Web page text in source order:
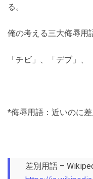
る。
俺の考える三大侮辱用
「チビ」、「デブ」、
*侮辱用語：近いのに差
差別用語 –